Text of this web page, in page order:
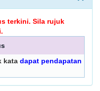
terkini. Sila rujuk
kata dapat pendapatan